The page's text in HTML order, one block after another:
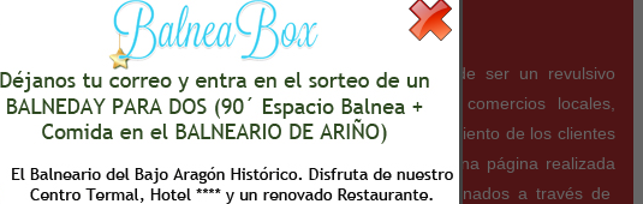
Locoferton.com pretende ser un revulsivo
para las empresas y comercios locales,
potenciando el acercamiento de los clientes
al comercio local. Es una página realizada
por empresarios coordinados a través de